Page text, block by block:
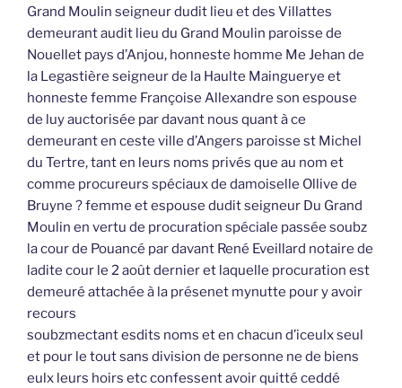
Grand Moulin seigneur dudit lieu et des Villattes
demeurant audit lieu du Grand Moulin paroisse de
Nouellet pays d’Anjou, honneste homme Me Jehan de
la Legastière seigneur de la Haulte Mainguerye et
honneste femme Françoise Allexandre son espouse
de luy auctorisée par davant nous quant à ce
demeurant en ceste ville d’Angers paroisse st Michel
du Tertre, tant en leurs noms privés que au nom et
comme procureurs spéciaux de damoiselle Ollive de
Bruyne ? femme et espouse dudit seigneur Du Grand
Moulin en vertu de procuration spéciale passée soubz
la cour de Pouancé par davant René Eveillard notaire de
ladite cour le 2 août dernier et laquelle procuration est
demeuré attachée à la présenet mynutte pour y avoir
recours
soubzmectant esdits noms et en chacun d’iceulx seul
et pour le tout sans division de personne ne de biens
eulx leurs hoirs etc confessent avoir quitté ceddé